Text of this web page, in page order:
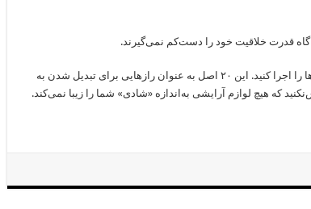
وقت را تلف نکنید. به این موضوعات فکر کنید و آن‌ها را اجرا کنید. این ۲۰ اصل به عنوان راز‌هایی برای تبدیل شدن به
که هیچ لوازم آرایشی به‌اندازه‌ «شادی» شما را زیبا نمی‌کند.